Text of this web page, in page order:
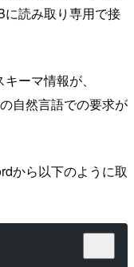
読み取り専用で接
ーマ情報が、
自然言語での要求が
から以下のように取